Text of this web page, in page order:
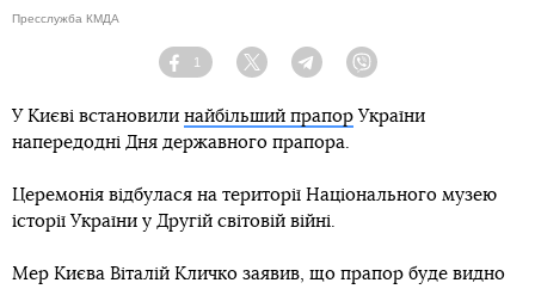
Пресслужба КМДА
Facebook
1
Twitter TelegramViber
У Києві встановили найбільший прапор України
напередодні Дня державного прапора.
Церемонія відбулася на території Національного музею
історії України у Другій світовій війні.
Мер Києва Віталій Кличко заявив, що прапор буде видно